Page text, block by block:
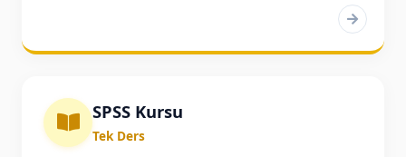
SPSS Kursu
Tek Ders